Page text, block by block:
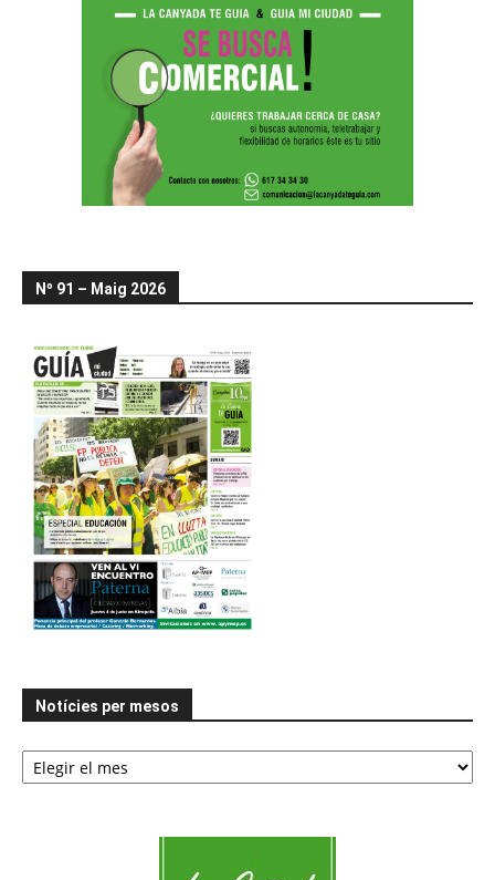
Nº 91 – Maig 2026
Notícies per mesos
Notícies
per